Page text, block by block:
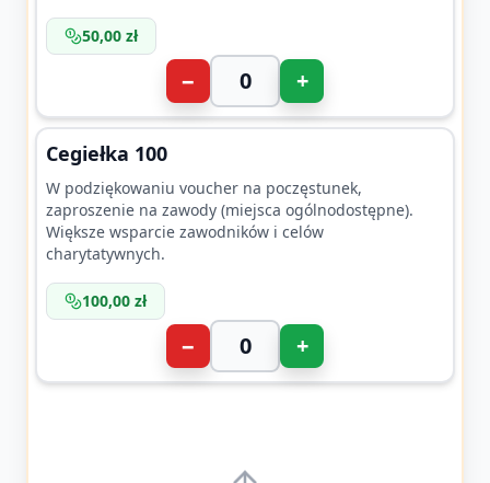
50,00 zł
− +
Cegiełka 100
W podziękowaniu voucher na poczęstunek,
zaproszenie na zawody (miejsca ogólnodostępne).
Większe wsparcie zawodników i celów
charytatywnych.
100,00 zł
− +